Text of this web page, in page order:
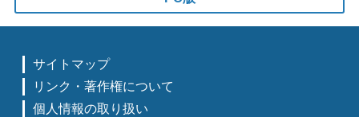
サイトマップ
リンク・著作権について
個人情報の取り扱い